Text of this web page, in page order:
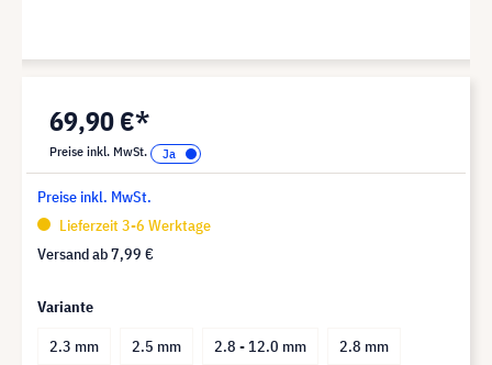
69,90 €*
Preise inkl. MwSt.
Preise inkl. MwSt.
Lieferzeit 3-6 Werktage
Versand ab7,99 €
Variante
2.3 mm
2.5 mm 2.8 - 12.0 mm 2.8 mm